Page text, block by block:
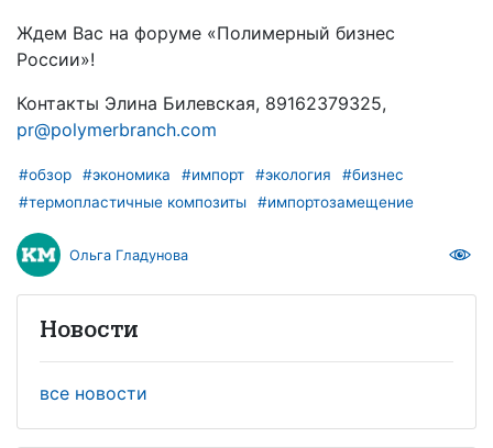
Ждем Вас на форуме «Полимерный бизнес
России»!
Контакты Элина Билевская, 89162379325,
pr@polymerbranch.com
#обзор #экономика #импорт #экология
#бизнес
#термопластичные композиты
#импортозамещение
Ольга Гладунова
Новости
все новости